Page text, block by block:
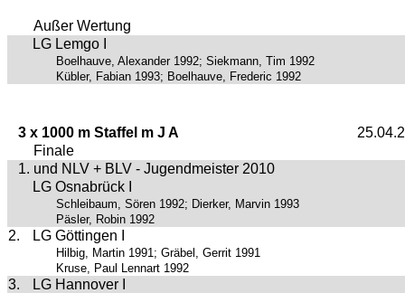
Außer Wertung
LG Lemgo I
Boelhauve, Alexander 1992; Siekmann, Tim 1992
Kübler, Fabian 1993; Boelhauve, Frederic 1992
3 x 1000 m Staffel m J A
Finale
1. und NLV + BLV - Jugendmeister 2010
LG Osnabrück I
Schleibaum, Sören 1992; Dierker, Marvin 1993
Päsler, Robin 1992
2. LG Göttingen I
Hilbig, Martin 1991; Gräbel, Gerrit 1991
Kruse, Paul Lennart 1992
3. LG Hannover I